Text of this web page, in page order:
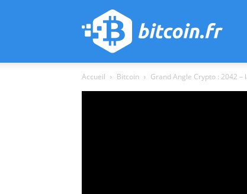
bitcoin.fr
Accueil Bitcoin Grand Angle Crypto : 2042